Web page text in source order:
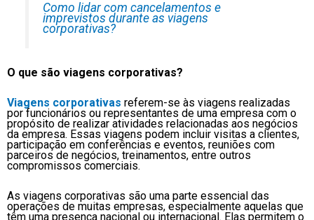
Como lidar com cancelamentos e
imprevistos durante as viagens
corporativas?
O que são viagens corporativas?
Viagens corporativas referem-se às viagens realizadas
por funcionários ou representantes de uma empresa com o
propósito de realizar atividades relacionadas aos negócios
da empresa. Essas viagens podem incluir visitas a clientes,
participação em conferências e eventos, reuniões com
parceiros de negócios, treinamentos, entre outros
compromissos comerciais.
As viagens corporativas são uma parte essencial das
operações de muitas empresas, especialmente aquelas que
têm uma presença nacional ou internacional. Elas permitem o